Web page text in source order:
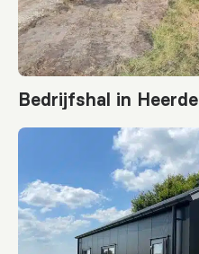
Bedrijfshal in Heerde